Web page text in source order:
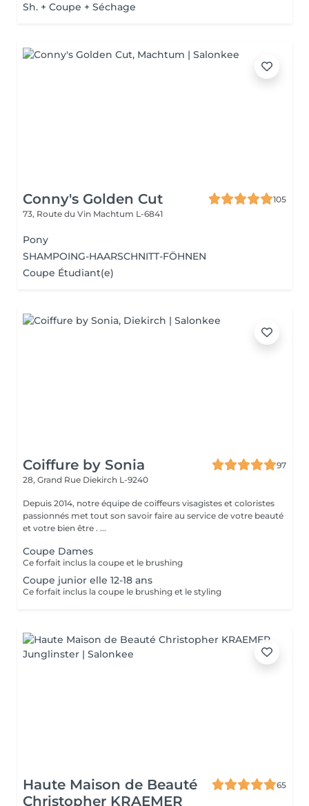
Sh. + Coupe + Séchage
Conny's Golden Cut
105
73, Route du Vin Machtum L-6841
Pony
SHAMPOING-HAARSCHNITT-FÖHNEN
Coupe Étudiant(e)
Coiffure by Sonia
97
28, Grand Rue Diekirch L-9240
Depuis 2014, notre équipe de coiffeurs visagistes et coloristes
passionnés met tout son savoir faire au service de votre beauté
et votre bien être . ...
Coupe Dames
Ce forfait inclus la coupe et le brushing
Coupe junior elle 12-18 ans
Ce forfait inclus la coupe le brushing et le styling
Haute Maison de Beauté
Christopher KRAEMER
65